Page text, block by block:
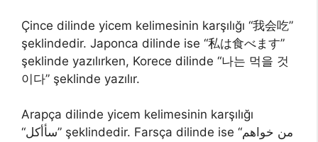
Çince dilinde yicem kelimesinin karşılığı “我会吃”
şeklindedir. Japonca dilinde ise “私は食べます”
şeklinde yazılırken, Korece dilinde “나는 먹을 것
이다” şeklinde yazılır.
Arapça dilinde yicem kelimesinin karşılığı
“سأأكل” şeklindedir. Farsça dilinde ise “من خواهم